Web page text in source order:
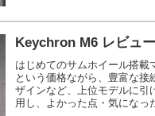
Keychron M6 レビュ
はじめてのサムホイール搭載
という価格ながら、豊富な
ザインなど、上位モデルに引
用し、よかった点・気になっ